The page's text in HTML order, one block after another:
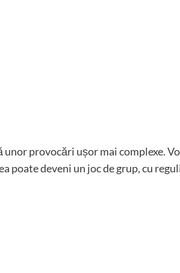
provocări ușor mai complexe.
poate deveni un joc de grup, cu